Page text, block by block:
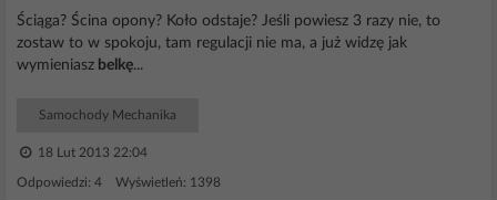
Ściąga? Ścina opony? Koło odstaje? Jeśli powiesz 3 razy nie, to
zostaw to w spokoju, tam regulacji nie ma, a już widzę jak
wymieniasz belkę...
Samochody Mechanika
18 Lut 2013 22:04
Odpowiedzi: 4 Wyświetleń: 1398